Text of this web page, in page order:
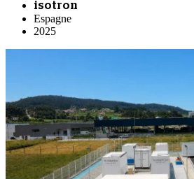
isotron
Espagne
2025